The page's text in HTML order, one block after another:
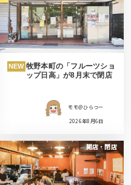
NEW 牧野本町の「フルーツショ
ップ日高」が8月末で閉店
モモ＠ひらつー
2026年8月6日
開店・閉店